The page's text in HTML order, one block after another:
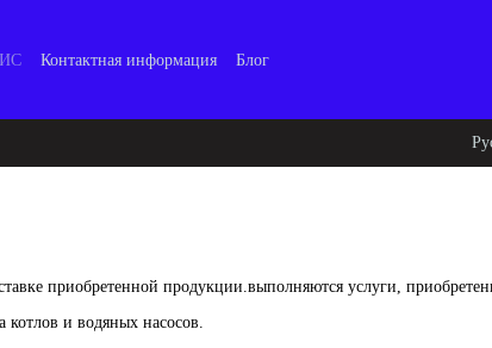
Контактная информация Блог
приобретенной продукции.выполняются услуги,
котлов и водяных насосов.